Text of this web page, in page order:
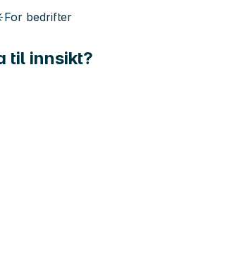
For bedrifter
til innsikt?